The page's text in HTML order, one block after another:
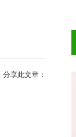
分享此文章：